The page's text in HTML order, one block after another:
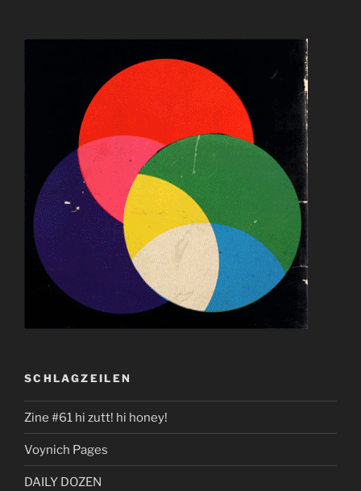
SCHLAGZEILEN
Zine #61 hi zutt! hi honey!
Voynich Pages
DAILY DOZEN